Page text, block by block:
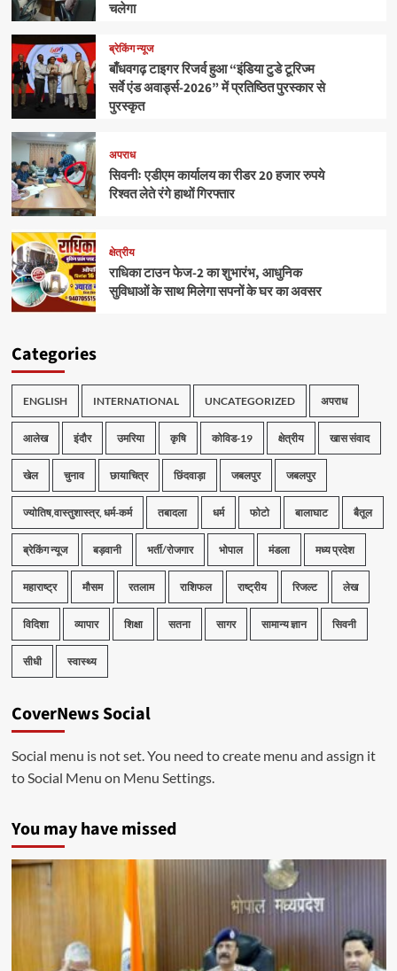
चलेगा
ब्रेकिंग न्यूज
बाँधवगढ़ टाइगर रिजर्व हुआ “इंडिया टुडे टूरिज्म
सर्वे एंड अवार्ड्स-2026” में प्रतिष्ठित पुरस्कार से
पुरस्कृत
अपराध
सिवनीः एडीएम कार्यालय का रीडर 20 हजार रुपये
रिश्वत लेते रंगे हाथों गिरफ्तार
क्षेत्रीय
राधिका टाउन फेज-2 का शुभारंभ, आधुनिक
सुविधाओं के साथ मिलेगा सपनों के घर का अवसर
Categories
ENGLISH INTERNATIONAL UNCATEGORIZED अपराध
आलेख इंदौर उमरिया कृषि कोविड-19 क्षेत्रीय खास संवाद
खेल चुनाव छायाचित्र छिंदवाड़ा जबलपुर जबलपुर
ज्योतिष,वास्तुशास्त्र, धर्म-कर्म तबादला धर्म फोटो बालाघाट बैतूल
ब्रेकिंग न्यूज बड़वानी भर्ती/रोजगार भोपाल मंडला मध्य प्रदेश
महाराष्ट्र मौसम रतलाम राशिफल राष्ट्रीय रिजल्ट लेख
विदिशा व्यापार शिक्षा सतना सागर सामान्य ज्ञान सिवनी
सीधी स्वास्थ्य
CoverNews Social
Social menu is not set. You need to create menu and assign it
to Social Menu on Menu Settings.
You may have missed